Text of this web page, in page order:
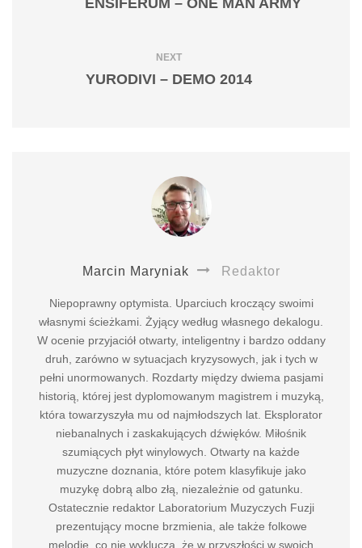
ENSIFERUM – ONE MAN ARMY
NEXT
YURODIVI – DEMO 2014
Marcin Maryniak Redaktor
Niepoprawny optymista. Uparciuch kroczący swoimi
własnymi ścieżkami. Żyjący według własnego dekalogu.
W ocenie przyjaciół otwarty, inteligentny i bardzo oddany
druh, zarówno w sytuacjach kryzysowych, jak i tych w
pełni unormowanych. Rozdarty między dwiema pasjami
historią, której jest dyplomowanym magistrem i muzyką,
która towarzyszyła mu od najmłodszych lat. Eksplorator
niebanalnych i zaskakujących dźwięków. Miłośnik
szumiących płyt winylowych. Otwarty na każde
muzyczne doznania, które potem klasyfikuje jako
muzykę dobrą albo złą, niezależnie od gatunku.
Ostatecznie redaktor Laboratorium Muzyczych Fuzji
prezentujący mocne brzmienia, ale także folkowe
melodie, co nie wyklucza, że w przyszłości w swoich